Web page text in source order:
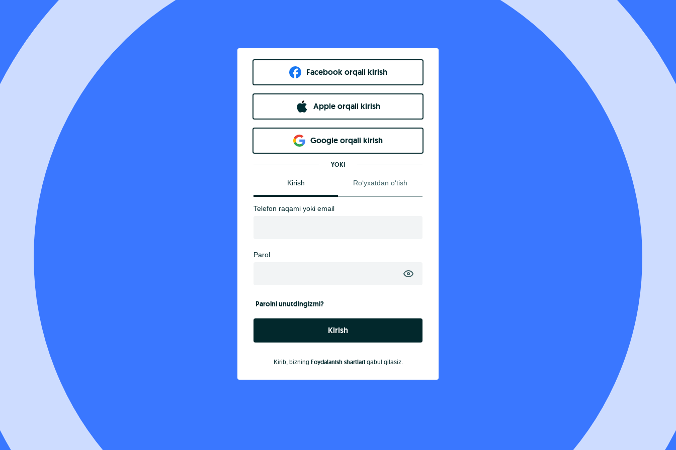
Facebook orqali kirish​
Apple orqali kirish
Goo​g​le orqali kirish
YOKI
Kirish Ro‘yxatdan o‘tish
Telefon raqami yoki email
Parol
Parolni unutdingizmi?
Kirish
Kirib, bizning Foydalanish shartlariqabul qilasiz.